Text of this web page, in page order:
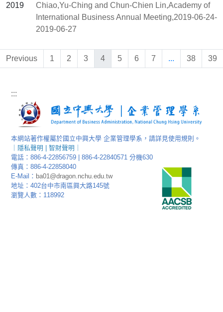
2019
Chiao,Yu-Ching and Chun-Chien Lin,Academy of
International Business Annual Meeting,2019-06-24-
2019-06-27
Previous 1 2 3 4 5 6 7 ... 38 39
:::
本網站著作權屬於國立中興大學 企業管理學系，請詳見使用規則。
隱私聲明 |智財聲明
電話：886-4-22856759 | 886-4-22840571 分機630
傳真：886-4-22858040
E-Mail： ba01@dragon.nchu.edu.tw
地址：402台中市南區興大路145號
瀏覽人數：118992